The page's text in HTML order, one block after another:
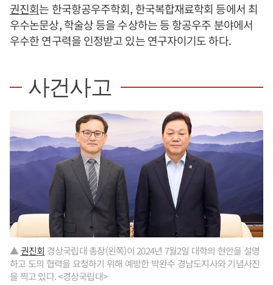
권진회는 한국항공우주학회, 한국복합재료학회 등에서 최
우수논문상, 학술상 등을 수상하는 등 항공우주 분야에서
우수한 연구력을 인정받고 있는 연구자이기도 하다.
사건사고
▲권진회 경상국립대 총장(왼쪽)이 2024년 7월2일 대학의 현안을 설명
하고 도의 협력을 요청하기 위해 예방한 박완수 경남도지사와 기념사진
을 찍고 있다. <경상국립대>